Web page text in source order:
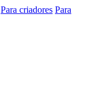
Para criadores Para